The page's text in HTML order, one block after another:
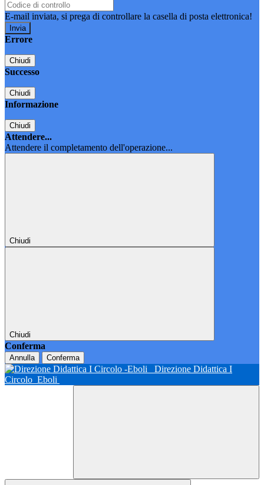
E-mail inviata, si prega di controllare la casella di posta elettronica!
Errore
Chiudi
Successo
Chiudi
Informazione
Chiudi
Attendere...
Attendere il completamento dell'operazione...
Chiudi
Chiudi
Conferma
Annulla Conferma
Direzione Didattica I
Circolo Eboli